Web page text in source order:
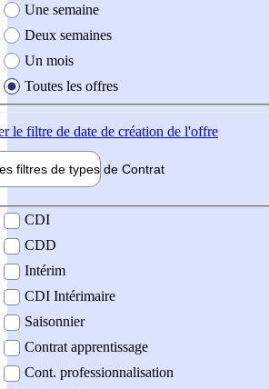
Une semaine
Deux semaines
Un mois
Toutes les offres
le filtre de date de création de l'offre
filtres de types de Contrat
contrat
CDI
CDD
Intérim
CDI Intérimaire
Saisonnier
Contrat apprentissage
Cont. professionnalisation